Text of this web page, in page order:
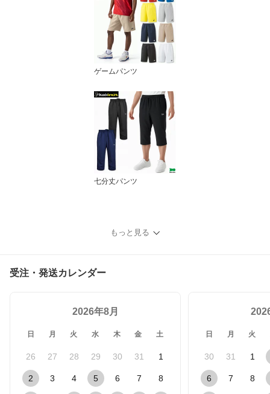
ゲームパンツ
七分丈パンツ
もっと見る
受注・発送カレンダー
2026年8月
日 月 火 水 木 金 土
26 27 28 29 30 31 1
2 3 4 5 6 7 8
日 月 火
30 31 1
6 7 8